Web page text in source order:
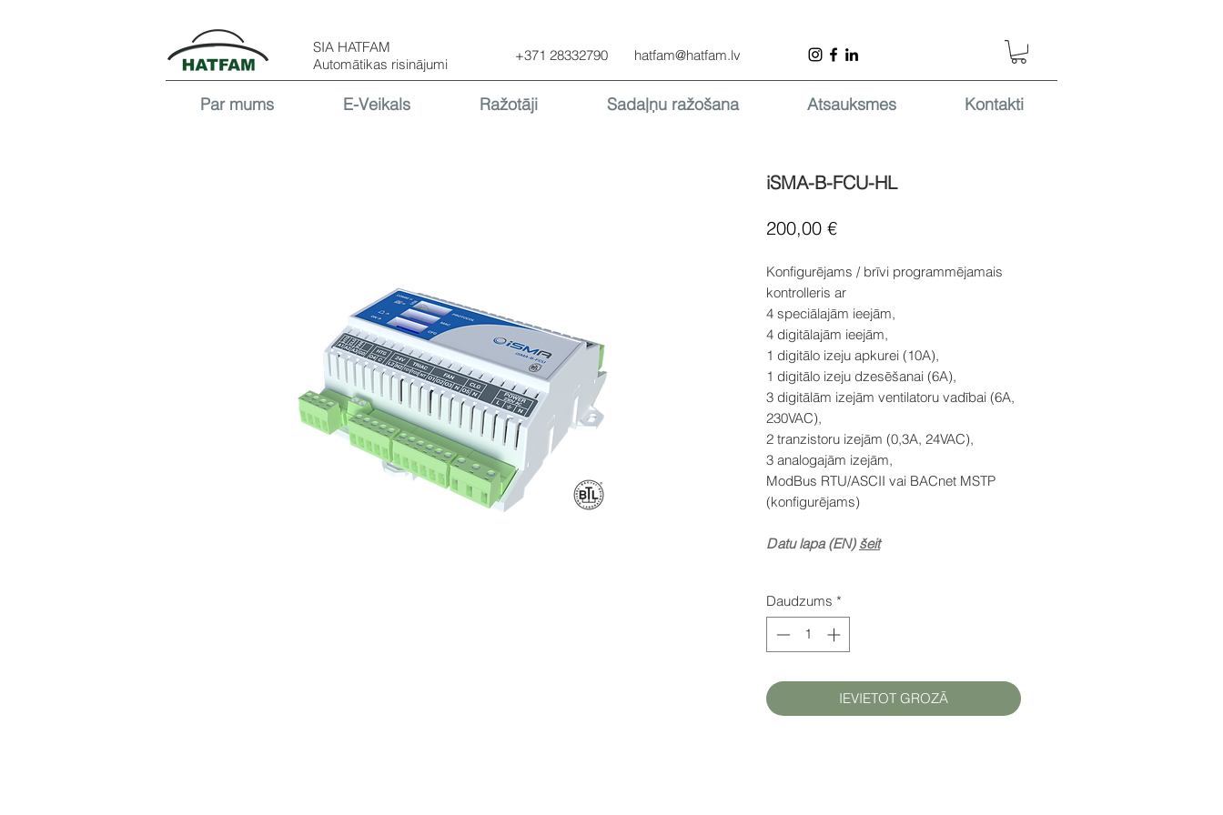
SIA HATFAM
Automātikas risinājumi
+371 28332790 hatfam@hatfam.lv
Par mums E-Veikals Ražotāji Sadaļņu ražošana Atsauksmes Kontakti
iSMA-B-FCU-HL
200,00 €Cena
Konfigurējams / brīvi programmējamais
kontrolleris ar
4 speciālajām ieejām,
4 digitālajām ieejām,
1 digitālo izeju apkurei (10A),
1 digitālo izeju dzesēšanai (6A),
3 digitālām izejām ventilatoru vadībai (6A,
230VAC),
2 tranzistoru izejām (0,3A, 24VAC),
3 analogajām izejām,
ModBus RTU/ASCII vai BACnet MSTP
(konfigurējams)
Datu lapa (EN) šeit
Daudzums *
IEVIETOT GROZĀ